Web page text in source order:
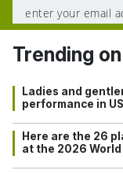
Trending
Ladies and
performance in
Here are the 26
at the 2026 World